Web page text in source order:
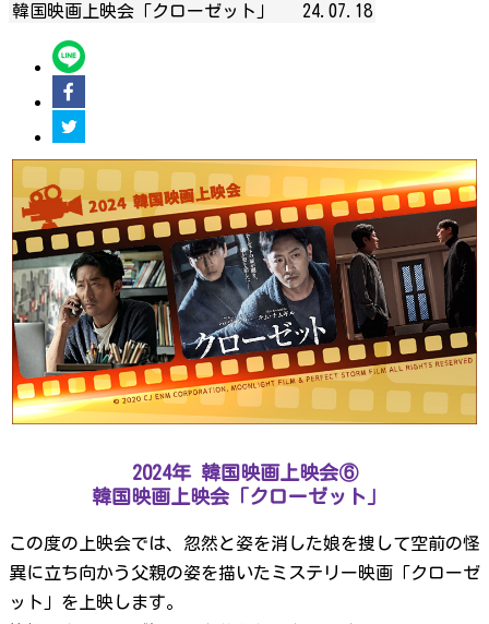
韓国映画上映会「クローゼット」 24.07.18
2024年 韓国映画上映会⑥
韓国映画上映会「クローゼット」
この度の上映会では、忽然と姿を消した娘を捜して空前の怪
異に立ち向かう父親の姿を描いたミステリー映画「クローゼ
ット」を上映します。